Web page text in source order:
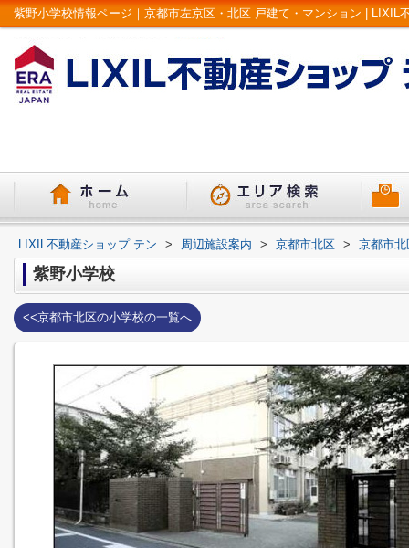
紫野小学校情報ページ｜京都市左京区・北区 戸建て・マンション | LIXIL
LIXIL不動産ショップ テン > 周辺施設案内 > 京都市北区 > 京都市
紫野小学校
<<京都市北区の小学校の一覧へ